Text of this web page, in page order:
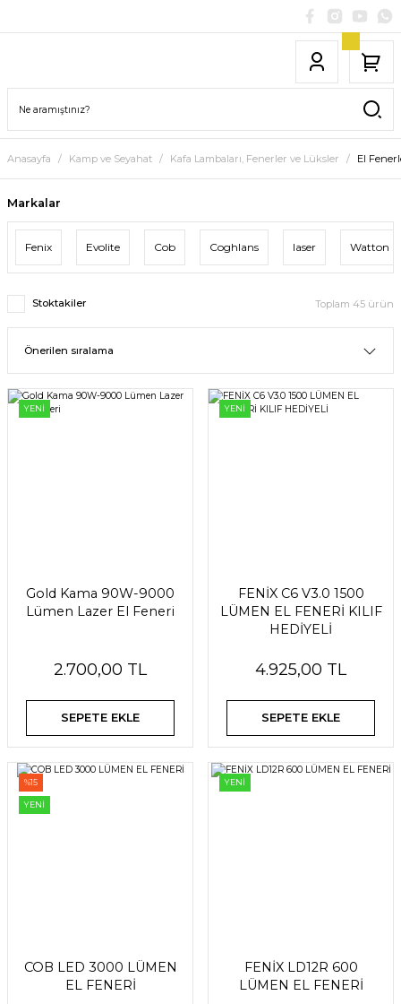
Anasayfa Kamp ve Seyahat Kafa Lambaları, Fenerler ve Lüksler El
Markalar
Fenix Evolite Cob Coghlans laser Watton
Stoktakiler Toplam 45 ürün
YENİ
Gold Kama 90W-9000
Lümen Lazer El Feneri
2.700,00 TL
SEPETE EKLE
YENİ
FENİX C6 V3.0 1500
LÜMEN EL FENERİ KILIF
HEDİYELİ
4.925,00 TL
SEPETE EKLE
%15
YENİ
COB LED 3000 LÜMEN
EL FENERİ
YENİ
FENİX LD12R 600
LÜMEN EL FENERİ